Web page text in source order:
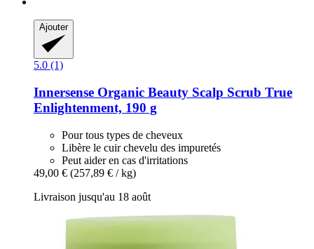
Ajouter
5.0 (1)
Innersense Organic Beauty Scalp Scrub True
Enlightenment, 190 g
Pour tous types de cheveux
Libère le cuir chevelu des impuretés
Peut aider en cas d'irritations
49,00 € (257,89 € / kg)
Livraison jusqu'au 18 août